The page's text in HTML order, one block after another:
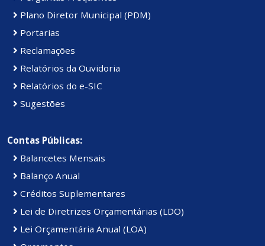
Plano Diretor Municipal (PDM)
Portarias
Reclamações
Relatórios da Ouvidoria
Relatórios do e-SIC
Sugestões
Contas Públicas:
Balancetes Mensais
Balanço Anual
Créditos Suplementares
Lei de Diretrizes Orçamentárias (LDO)
Lei Orçamentária Anual (LOA)